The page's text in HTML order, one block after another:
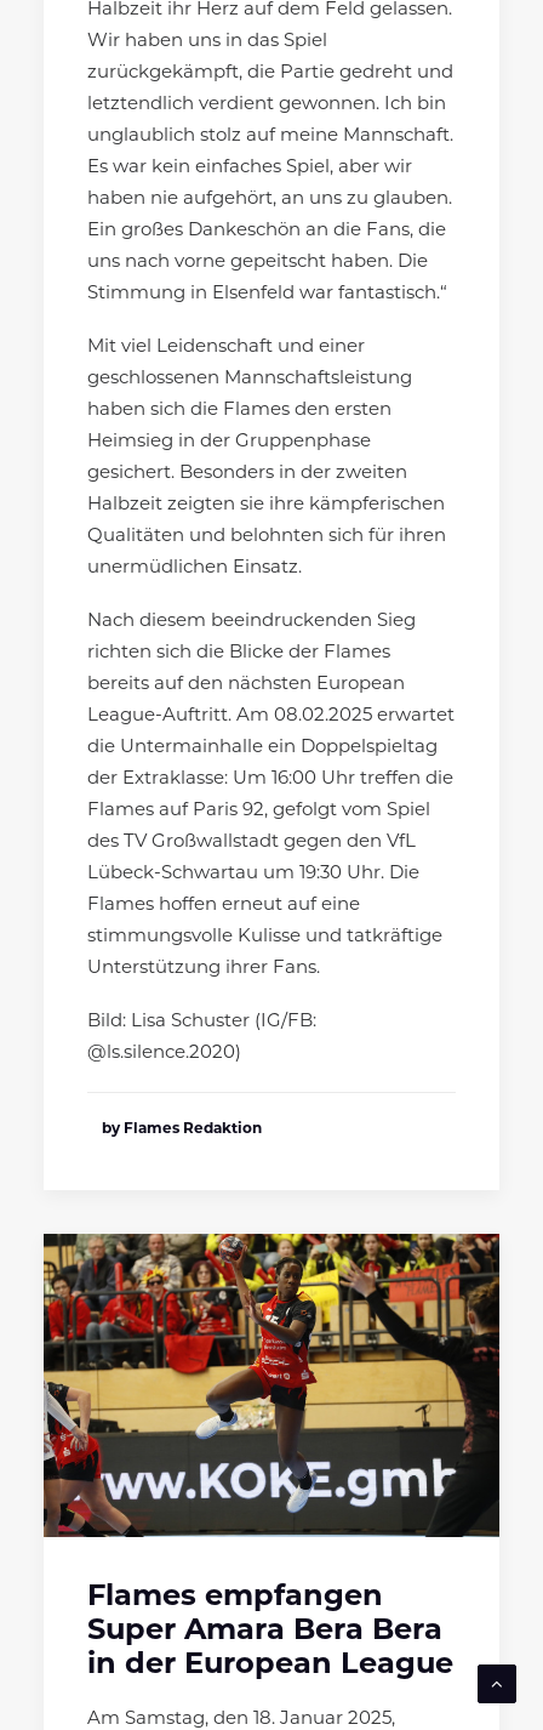
Halbzeit ihr Herz auf dem Feld gelassen.
Wir haben uns in das Spiel
zurückgekämpft, die Partie gedreht und
letztendlich verdient gewonnen. Ich bin
unglaublich stolz auf meine Mannschaft.
Es war kein einfaches Spiel, aber wir
haben nie aufgehört, an uns zu glauben.
Ein großes Dankeschön an die Fans, die
uns nach vorne gepeitscht haben. Die
Stimmung in Elsenfeld war fantastisch.“
Mit viel Leidenschaft und einer
geschlossenen Mannschaftsleistung
haben sich die Flames den ersten
Heimsieg in der Gruppenphase
gesichert. Besonders in der zweiten
Halbzeit zeigten sie ihre kämpferischen
Qualitäten und belohnten sich für ihren
unermüdlichen Einsatz.
Nach diesem beeindruckenden Sieg
richten sich die Blicke der Flames
bereits auf den nächsten European
League-Auftritt. Am 08.02.2025 erwartet
die Untermainhalle ein Doppelspieltag
der Extraklasse: Um 16:00 Uhr treffen die
Flames auf Paris 92, gefolgt vom Spiel
des TV Großwallstadt gegen den VfL
Lübeck-Schwartau um 19:30 Uhr. Die
Flames hoffen erneut auf eine
stimmungsvolle Kulisse und tatkräftige
Unterstützung ihrer Fans.
Bild: Lisa Schuster (IG/FB:
@ls.silence.2020)
by Flames Redaktion
Flames empfangen
Super Amara Bera Bera
in der European League
Am Samstag, den 18. Januar 2025,